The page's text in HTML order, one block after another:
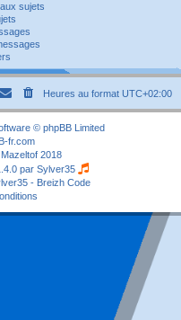
sujets
Heures au format UTC+02:00
© phpBB Limited
fr.com
Mazeltof 2018
par Sylver35
- Breizh Code